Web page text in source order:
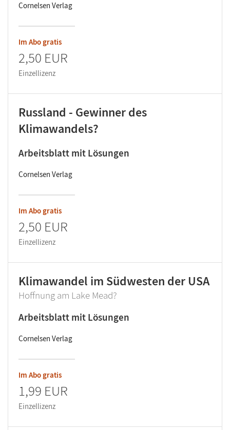
Cornelsen Verlag
Im Abo gratis
2,50 EUR
Einzellizenz
Russland - Gewinner des
Klimawandels?
Arbeitsblatt mit Lösungen
Cornelsen Verlag
Im Abo gratis
2,50 EUR
Einzellizenz
Klimawandel im Südwesten der USA
Hoffnung am Lake Mead?
Arbeitsblatt mit Lösungen
Cornelsen Verlag
Im Abo gratis
1,99 EUR
Einzellizenz